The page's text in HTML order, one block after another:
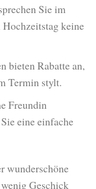
Sie im
keine
bieten Rabatte an,
Termin stylt.
Freundin
eine einfache
wunderschöne
Geschick